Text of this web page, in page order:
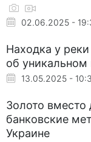
02.06.2025 -
Находка у
об уникальном
13.05.2025 -
Золото вместо
банковские
Украине